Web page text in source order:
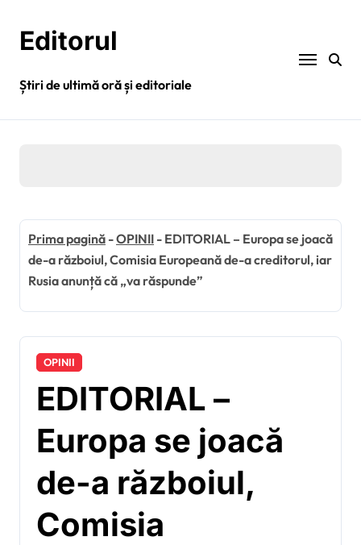
conținutEditorul
Știri de ultimă oră și editoriale
Prima pagină -OPINII - EDITORIAL – Europa se joacă
de-a războiul, Comisia Europeană de-a creditorul, iar
Rusia anunță că „va răspunde”
OPINII
EDITORIAL –
Europa se joacă
de-a războiul,
Comisia